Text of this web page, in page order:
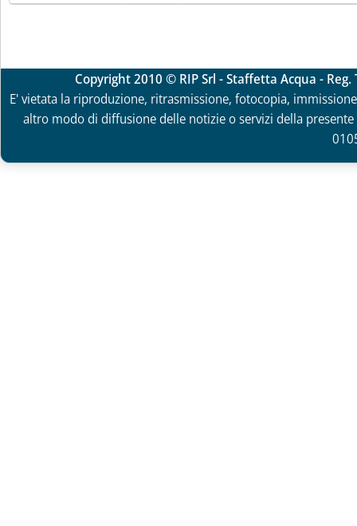
Copyright 2010 © RIP Srl - Staffetta Acqua -
E' vietata la riproduzione, ritrasmissione, fotocopia,
altro modo di diffusione delle notizie o servizi della